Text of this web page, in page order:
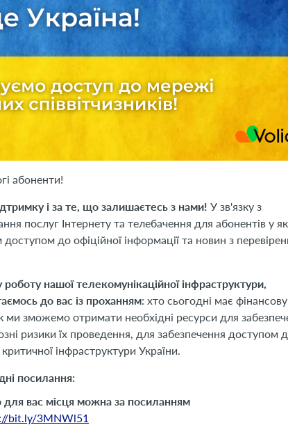
абоненти!
і за те, що залишаєтесь з нами! У зв'язку з
послуг Інтернету та телебачення для абонентів у
до офіційної інформації та новин з
нашої телекомунікаційної інфраструктури,
до вас із проханням: хто сьогодні має
ми зможемо отримати необхідні ресурси для
ризики їх проведення, для забезпечення доступом
інфраструктури України.
посилання:
вас місця можна за посиланням
bit.ly/3MNWl51